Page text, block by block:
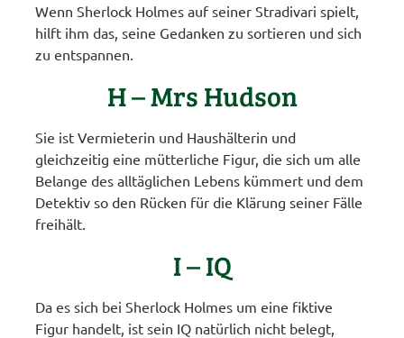
Wenn Sherlock Holmes auf seiner Stradivari spielt,
hilft ihm das, seine Gedanken zu sortieren und sich
zu entspannen.
H – Mrs Hudson
Sie ist Vermieterin und Haushälterin und
gleichzeitig eine mütterliche Figur, die sich um alle
Belange des alltäglichen Lebens kümmert und dem
Detektiv so den Rücken für die Klärung seiner Fälle
freihält.
I – IQ
Da es sich bei Sherlock Holmes um eine fiktive
Figur handelt, ist sein IQ natürlich nicht belegt,